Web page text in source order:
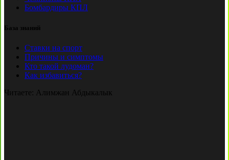
Бомбардиры КПЛ
База знаний
Ставки на спорт
Причины и симптомы
Кто такой лудоман?
Как избавиться?
Читаете: Алимжан Абдыкалык